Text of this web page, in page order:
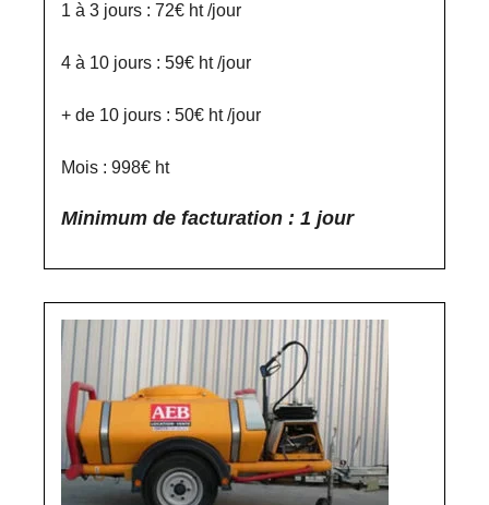
1 à 3 jours : 72€ ht /jour
4 à 10 jours : 59€ ht /jour
+ de 10 jours : 50€ ht /jour
Mois : 998€ ht
Minimum de facturation : 1 jour